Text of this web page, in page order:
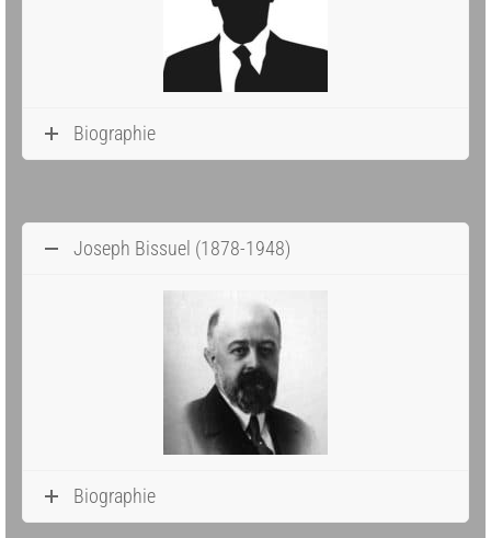
Biographie
Joseph Bissuel (1878-1948)
Biographie